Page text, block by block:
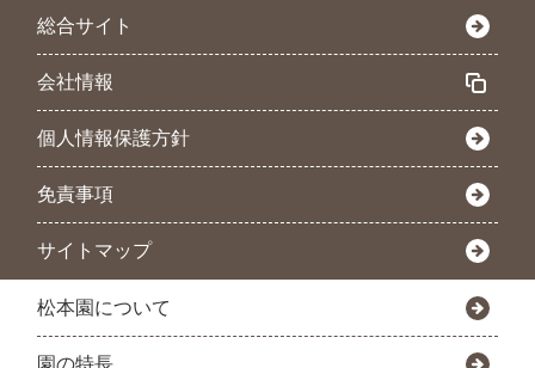
総合サイト
会社情報
個人情報保護方針
免責事項
サイトマップ
松本園について
園の特長